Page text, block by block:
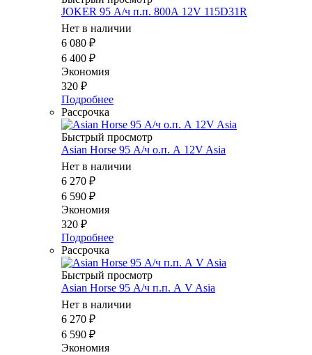
JOKER 95 А/ч п.п. 800А 12V 115D31R
Нет в наличии
6 080 ₽
6 400 ₽
Экономия
320 ₽
Подробнее
Рассрочка
Быстрый просмотр
Asian Horse 95 А/ч о.п. А 12V Asia
Нет в наличии
6 270 ₽
6 590 ₽
Экономия
320 ₽
Подробнее
Рассрочка
Быстрый просмотр
Asian Horse 95 А/ч п.п. А V Asia
Нет в наличии
6 270 ₽
6 590 ₽
Экономия